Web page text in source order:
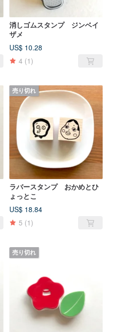
消しゴムスタンプ ジンベイ
ザメ
US$ 10.28
4 (1)
売り切れ
ラバースタンプ おかめとひ
ょっとこ
US$ 18.84
5 (1)
売り切れ